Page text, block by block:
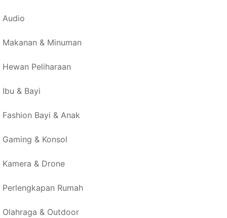
Audio
Makanan & Minuman
Hewan Peliharaan
Ibu & Bayi
Fashion Bayi & Anak
Gaming & Konsol
Kamera & Drone
Perlengkapan Rumah
Olahraga & Outdoor